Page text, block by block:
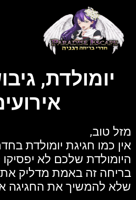
יומולדת,
מזל טוב,
אין כמו חגיגת יומולדת
היומולדת שלכם לא
בריחה זה באמת מדליק את
שלא להמשיך את החגיגה